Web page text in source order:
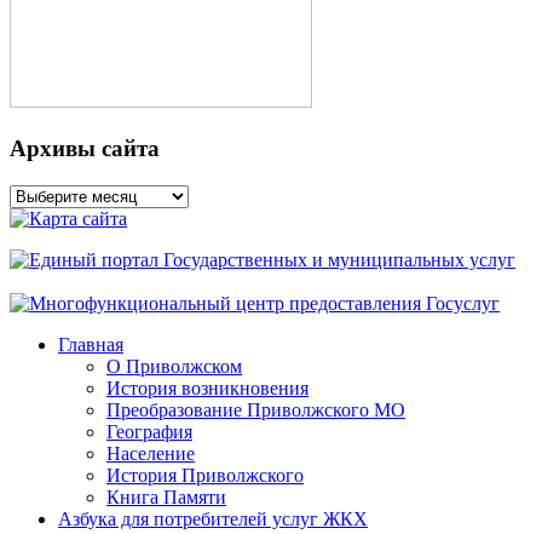
Архивы сайта
Архивы
сайта
Главная
О Приволжском
История возникновения
Преобразование Приволжского МО
География
Население
История Приволжского
Книга Памяти
Азбука для потребителей услуг ЖКХ